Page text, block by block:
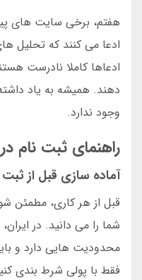
هفتم، برخی سایت های
ادعا می کنند که تحلیل
ادعاها کاملا نادرست
دهند. همیشه به یاد
وجود ندارد.
راهنمای ثبت نام
آماده سازی قبل از ثبت
قبل از هر کاری، مطمئن
شما را می دانید. در
محدودیت هایی دارد و
فقط با پولی شرط بندی